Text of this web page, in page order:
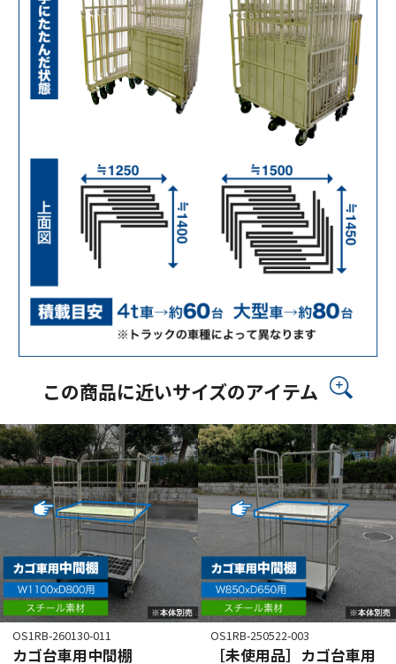
この商品に近いサイズのアイテム
OS1RB-260130-011
カゴ台車用中間棚
OS1RB-250522-003
［未使用品］カゴ台車用